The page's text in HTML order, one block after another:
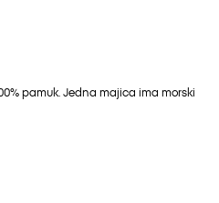
pamuk. Jedna majica ima morski